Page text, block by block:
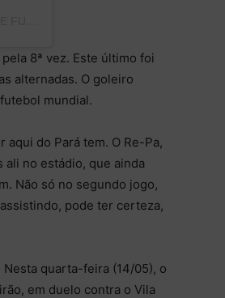
8ª vez. Este último foi
alternadas. O goleiro
mundial.
do Pará tem. O Re-Pa,
no estádio, que ainda
Não só no segundo jogo,
pode ter certeza,
quarta-feira (14/05), o
em duelo contra o Vila